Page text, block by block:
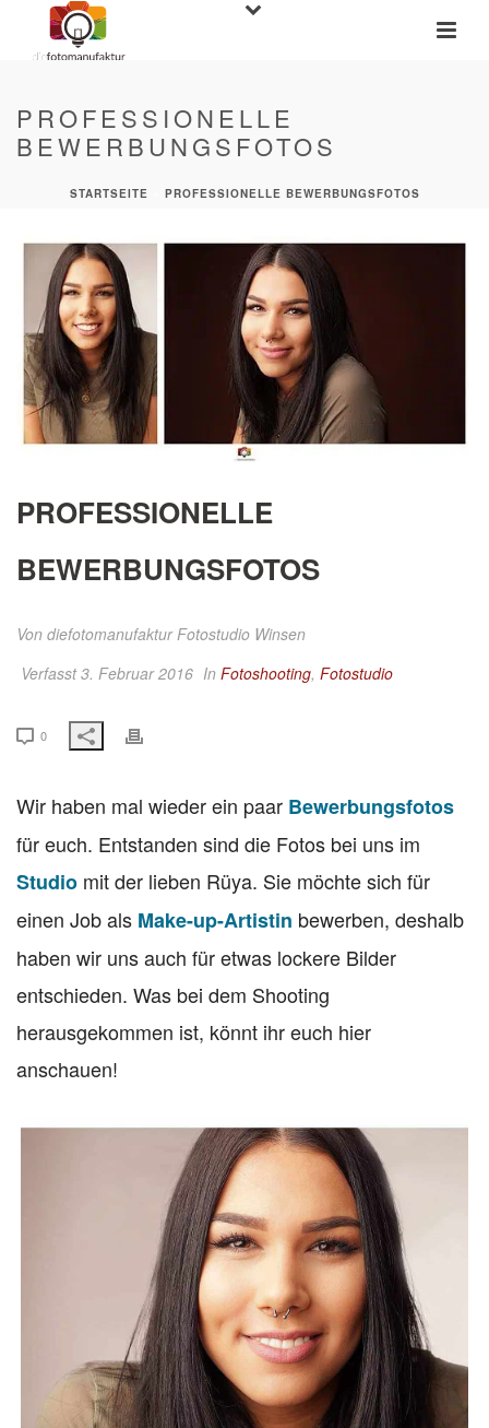
PROFESSIONELLE
BEWERBUNGSFOTOS
STARTSEITE PROFESSIONELLE BEWERBUNGSFOTOS
PROFESSIONELLE
BEWERBUNGSFOTOS
Von diefotomanufaktur Fotostudio Winsen
Verfasst 3. Februar 2016 In Fotoshooting, Fotostudio
0
Wir haben mal wieder ein paar Bewerbungsfotos
für euch. Entstanden sind die Fotos bei uns im
Studio mit der lieben Rüya. Sie möchte sich für
einen Job als Make-up-Artistin bewerben, deshalb
haben wir uns auch für etwas lockere Bilder
entschieden. Was bei dem Shooting
herausgekommen ist, könnt ihr euch hier
anschauen!